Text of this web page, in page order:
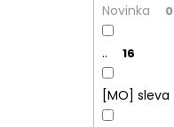
Novinka 0
.. 16
[MO] sleva